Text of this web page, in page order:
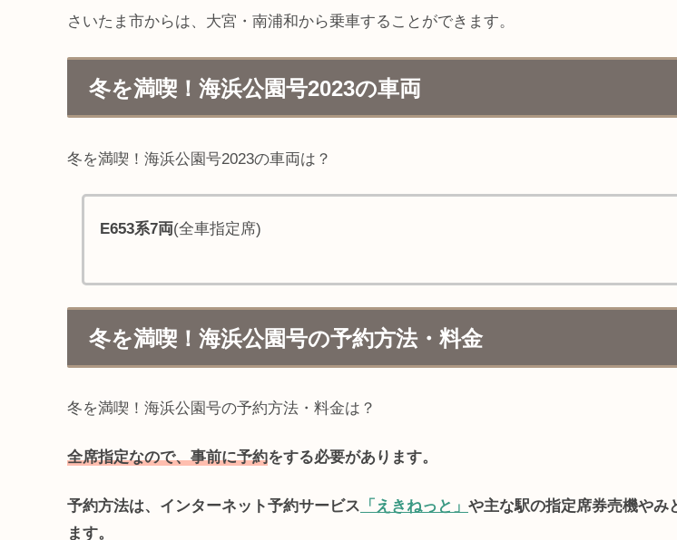
さいたま市からは、大宮・南浦和から乗車することができます。
冬を満喫！海浜公園号2023の車両
冬を満喫！海浜公園号2023の車両は？
E653系7両(全車指定席)
冬を満喫！海浜公園号の予約方法・料金
冬を満喫！海浜公園号の予約方法・料金は？
全席指定なので、事前に予約をする必要があります。
予約方法は、インターネット予約サービス 「えきねっと」 や主な駅の指定席券売機やみ
ます。